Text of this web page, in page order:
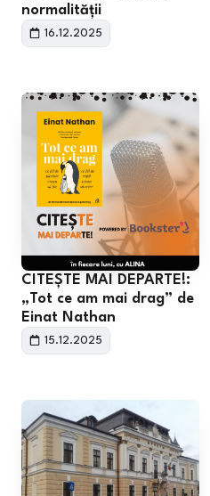
normalității
16.12.2025
CITEȘTE MAI DEPARTE!:
„Tot ce am mai drag” de
Einat Nathan
15.12.2025